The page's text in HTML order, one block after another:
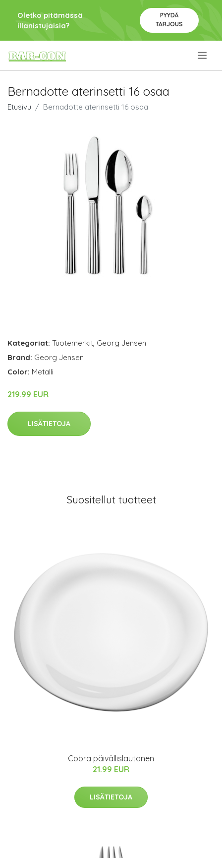
Oletko pitämässä
illanistujaisia?
PYYDÄ
TARJOUS
Bernadotte aterinsetti 16 osaa
Etusivu Bernadotte aterinsetti 16 osaa
Kategoriat: Tuotemerkit, Georg Jensen
Brand: Georg Jensen
Color: Metalli
219.99 EUR
LISÄTIETOJA
Suositellut tuotteet
Cobra päivällislautanen
21.99 EUR
LISÄTIETOJA